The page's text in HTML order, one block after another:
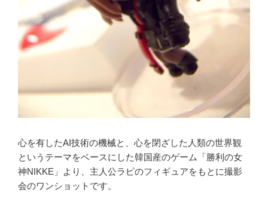
心を有したAI技術の機械と、心を閉ざした人類の世界観
というテーマをベースにした韓国産のゲーム「勝利の女
神NIKKE」より、主人公ラピのフィギュアをもとに撮影
会のワンショットです。